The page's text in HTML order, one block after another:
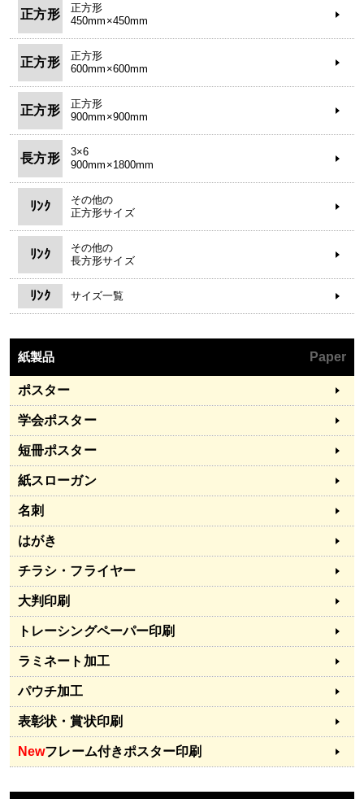
正方形
正方形
450mm×450mm
正方形
正方形
600mm×600mm
正方形
正方形
900mm×900mm
長方形
3×6
900mm×1800mm
ﾘﾝｸ
その他の
正方形サイズ
ﾘﾝｸ
その他の
長方形サイズ
ﾘﾝｸ サイズ一覧
紙製品 Paper
ポスター
学会ポスター
短冊ポスター
紙スローガン
名刺
はがき
チラシ・フライヤー
大判印刷
トレーシングペーパー印刷
ラミネート加工
パウチ加工
表彰状・賞状印刷
Newフレーム付きポスター印刷